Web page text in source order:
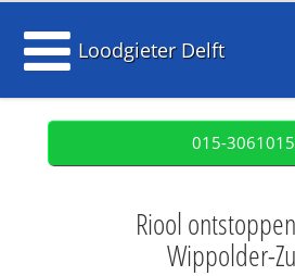
Loodgieter Delft
015-3061015
Riool
Wippolder-